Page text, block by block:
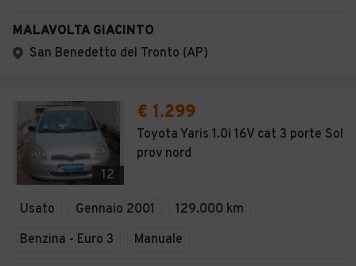
MALAVOLTA GIACINTO
San Benedetto del Tronto (AP)
12
€ 1.299
Toyota Yaris 1.0i 16V cat 3 porte Sol
prov nord
Usato Gennaio 2001
129.000 km
Benzina - Euro 3
Manuale